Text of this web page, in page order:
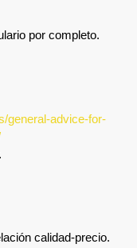
por completo.
general-advice-for-
calidad-precio.